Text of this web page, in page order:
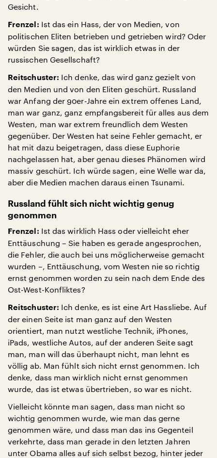
Gesicht.
Frenzel: Ist das ein Hass, der von Medien, von
politischen Eliten betrieben und getrieben wird? Oder
würden Sie sagen, das ist wirklich etwas in der
russischen Gesellschaft?
Reitschuster: Ich denke, das wird ganz gezielt von
den Medien und von den Eliten geschürt. Russland
war Anfang der 90er-Jahre ein extrem offenes Land,
man war ganz, ganz empfangsbereit für alles aus dem
Westen, man war extrem freundlich dem Westen
gegenüber. Der Westen hat seine Fehler gemacht, er
hat mit dazu beigetragen, dass diese Euphorie
nachgelassen hat, aber genau dieses Phänomen wird
massiv geschürt. Ich würde sagen, eine Welle war da,
aber die Medien machen daraus einen Tsunami.
Russland fühlt sich nicht wichtig genug
genommen
Frenzel: Ist das wirklich Hass oder vielleicht eher
Enttäuschung – Sie haben es gerade angesprochen,
die Fehler, die auch bei uns möglicherweise gemacht
wurden –, Enttäuschung, vom Westen nie so richtig
ernst genommen worden zu sein nach dem Ende des
Ost-West-Konfliktes?
Reitschuster: Ich denke, es ist eine Art Hassliebe. Auf
der einen Seite ist man ganz auf den Westen
orientiert, man nutzt westliche Technik, iPhones,
iPads, westliche Autos, auf der anderen Seite sagt
man, man will das überhaupt nicht, man lehnt es
völlig ab. Man fühlt sich nicht ernst genommen. Ich
denke, dass man wirklich nicht ernst genommen
wurde, das ist etwas übertrieben, so war es nicht.
Vielleicht könnte man sagen, dass man nicht so
wichtig genommen wurde, wie man das gerne
genommen wäre, und dass man das ins Gegenteil
verkehrte, dass man gerade in den letzten Jahren
unter Obama alles auf sich selbst bezog, hinter jeder